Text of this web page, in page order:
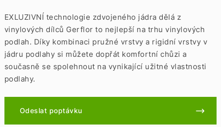
EXLUZIVNÍ technologie zdvojeného jádra dělá z
vinylových dílců Gerflor to nejlepší na trhu vinylových
podlah. Díky kombinaci pružné vrstvy a rigidní vrstvy v
jádru podlahy si můžete dopřát komfortní chůzi a
současně se spolehnout na vynikající užitné vlastnosti
podlahy.
Odeslat poptávku